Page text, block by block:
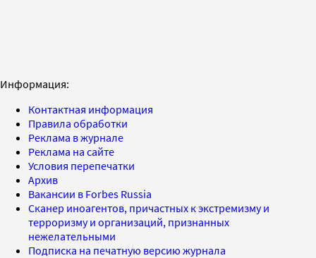
Информация:
Контактная информация
Правила обработки
Реклама в журнале
Реклама на сайте
Условия перепечатки
Архив
Вакансии в Forbes Russia
Сканер иноагентов, причастных к экстремизму и
терроризму и организаций, признанных
нежелательными
Подписка на печатную версию журнала